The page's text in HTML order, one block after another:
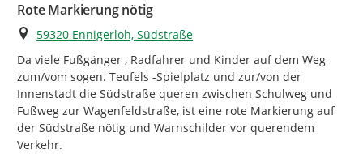
Rote Markierung nötig
Ort
59320 Ennigerloh, Südstraße
Da viele Fußgänger , Radfahrer und Kinder auf dem Weg
zum/vom sogen. Teufels -Spielplatz und zur/von der
Innenstadt die Südstraße queren zwischen Schulweg und
Fußweg zur Wagenfeldstraße, ist eine rote Markierung auf
der Südstraße nötig und Warnschilder vor querendem
Verkehr.